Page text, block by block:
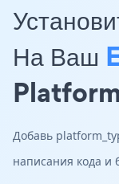
На Ваш
Добавь
написания кода и